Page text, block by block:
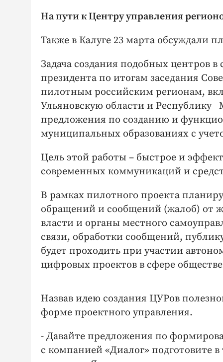
На пути к Центру управления
Также в Калуге 23 марта обсуждали
Задача создания подобных центров
президента по итогам заседания
пилотным российским регионам,
Ульяновскую области и Республику
предложения по созданию и
муниципальных образованиях с
Цель этой работы – быстрое и
современных коммуникаций и
В рамках пилотного проекта
обращений и сообщений (жалоб) от
власти и органы местного
связи, обработки сообщений,
будет проходить при участии
цифровых проектов в сфере
Назвав идею создания ЦУРов
форме проектного управления.
- Давайте предложения по
с компанией «Диалог» подготовите